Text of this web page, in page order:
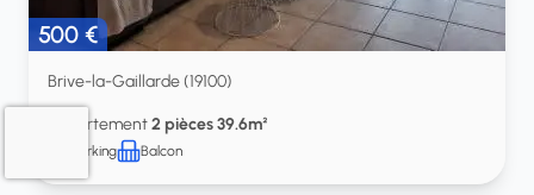
500 €
Brive-la-Gaillarde (19100)
Appartement2 pièces 39.6m²
Parking Balcon